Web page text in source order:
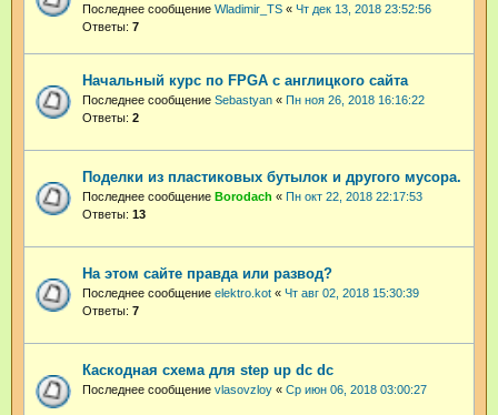
Последнее сообщение Wladimir_TS « Чт дек 13, 2018 23:52:56
Ответы: 7
Начальный курс по FPGA с англицкого сайта
Последнее сообщение Sebastyan « Пн ноя 26, 2018 16:16:22
Ответы: 2
Поделки из пластиковых бутылок и другого мусора.
Последнее сообщение Borodach « Пн окт 22, 2018 22:17:53
Ответы: 13
На этом сайте правда или развод?
Последнее сообщение elektro.kot « Чт авг 02, 2018 15:30:39
Ответы: 7
Каскодная схема для step up dc dc
Последнее сообщение vlasovzloy « Ср июн 06, 2018 03:00:27